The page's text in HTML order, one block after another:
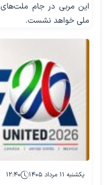
ملی خواهد نشست.
یکشنبه ۱۱ مرداد ۱۴۰۵ ۱۲:۴۰